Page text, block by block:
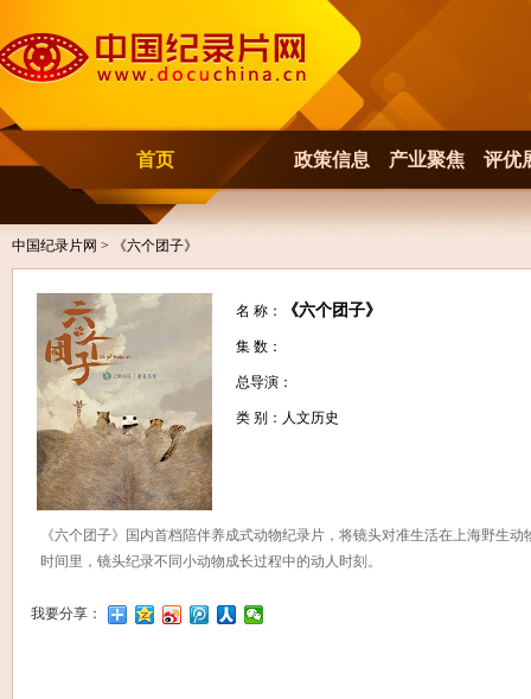
首页 政策信息 产业聚焦 评优
中国纪录片网 > 《六个团子》
名 称： 《六个团子》
集 数：
总导演：
类 别：人文历史
《六个团子》国内首档陪伴养成式动物纪录片，将镜头对准生活在上海野生动
时间里，镜头纪录不同小动物成长过程中的动人时刻。
我要分享：